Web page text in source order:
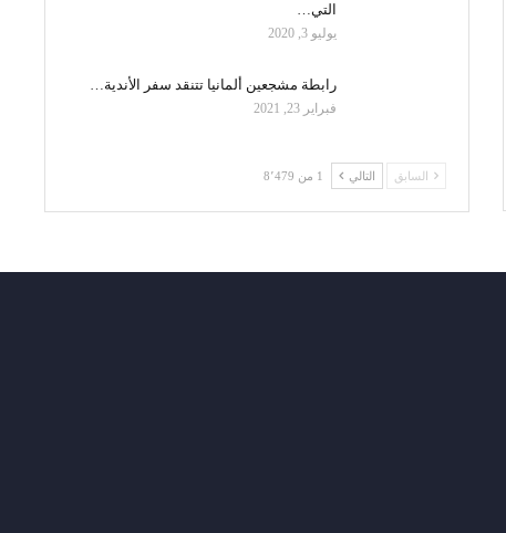
التي…
يوليو 3, 2020
رابطة مشجعين ألمانيا تتنقد سفر الأندية…
فبراير 23, 2021
السابق التالي 1 من 8٬479